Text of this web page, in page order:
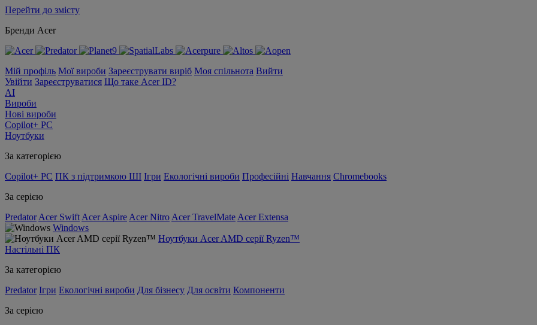
Перейти до змісту
Бренди Acer
Мій профіль Мої вироби Зареєструвати виріб Моя спільнота Вийти
Увійти Зареєструватися Що таке Acer ID?
AI
Вироби
Нові вироби
Copilot+ PC
Ноутбуки
За категорією
Copilot+ PC ПК з підтримкою ШІ Ігри Екологічні вироби Професійні Навчання Chromebooks
За серією
Predator Acer Swift Acer Aspire Acer Nitro Acer TravelMate Acer Extensa
Windows
Ноутбуки Acer AMD серії Ryzen™
Настільні ПК
За категорією
Predator Ігри Екологічні вироби Для бізнесу Для освіти Компоненти
За серією